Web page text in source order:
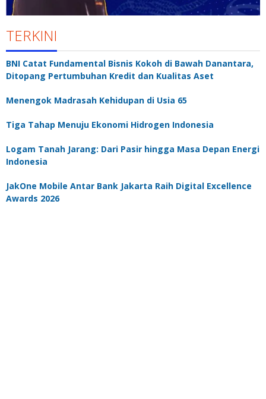
TERKINI
BNI Catat Fundamental Bisnis Kokoh di Bawah Danantara,
Ditopang Pertumbuhan Kredit dan Kualitas Aset
Menengok Madrasah Kehidupan di Usia 65
Tiga Tahap Menuju Ekonomi Hidrogen Indonesia
Logam Tanah Jarang: Dari Pasir hingga Masa Depan Energi
Indonesia
JakOne Mobile Antar Bank Jakarta Raih Digital Excellence
Awards 2026